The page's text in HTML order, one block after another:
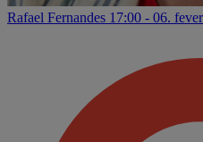
Rafael Fernandes 17:00 - 06.